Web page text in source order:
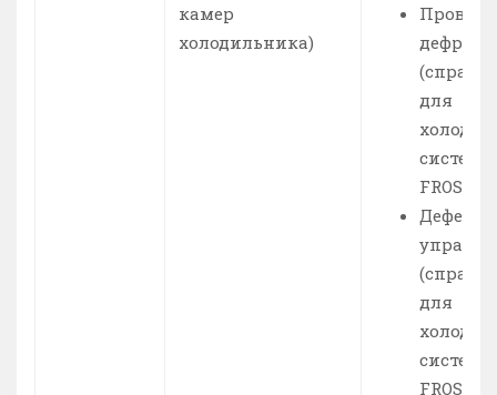
камер
холодильника)
для
FROST).
Дефект
для
FROST).